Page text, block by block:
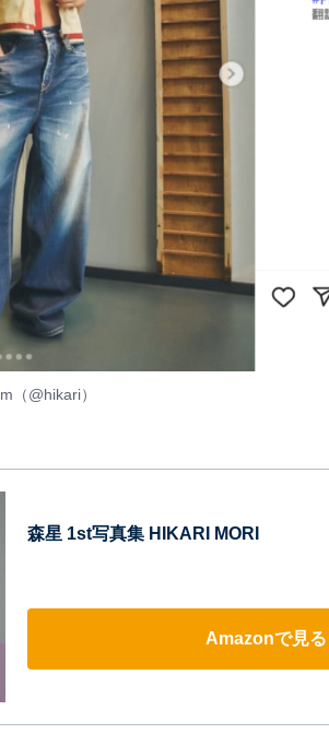
（@hikari）
森星 1st写真集 HIKARI MORI
Amazonで見る